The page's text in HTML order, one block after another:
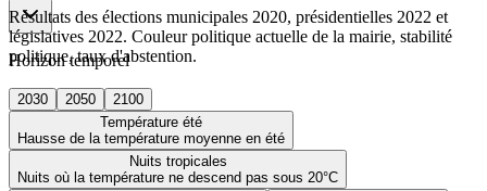
Horizon temporel
2030 2050
2100
Température été
Hausse de la température moyenne en été
Nuits tropicales
Nuits où la température ne descend pas sous 20°C
Résultats des élections municipales 2020, présidentielles 2022 et
législatives 2022. Couleur politique actuelle de la mairie, stabilité
politique, taux d'abstention.